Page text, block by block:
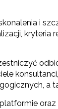
i
kryteria
a